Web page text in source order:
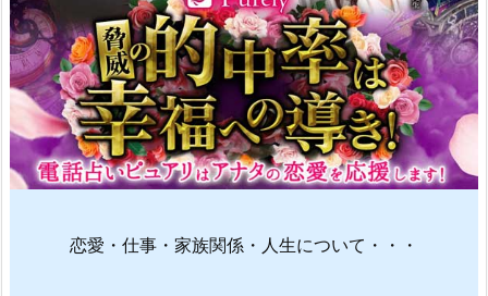
恋愛・仕事・家族関係・人生について・・・